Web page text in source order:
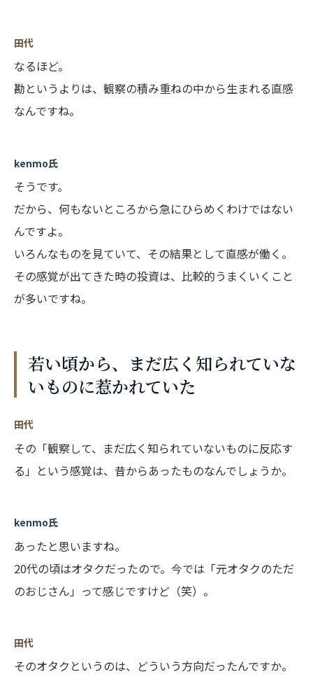
田代
なるほど。
勘というよりは、観察の積み重ねの中から生まれる直感
なんですね。
kenmo氏
そうです。
だから、何もないところから急にひらめくわけではない
んですよ。
いろんなものを見ていて、その結果として直感が働く。
その感覚が出てきた時の投資は、比較的うまくいくこと
が多いですね。
若い頃から、まだ広く知られていな
いものに惹かれていた
田代
その「観察して、まだ広く知られていないものに反応す
る」という感覚は、昔からあったものなんでしょうか。
kenmo氏
あったと思いますね。
20代の頃はオタクだったので。今では「元オタクのただ
のおじさん」って感じですけど（笑）。
田代
そのオタクというのは、どういう方向だったんですか。